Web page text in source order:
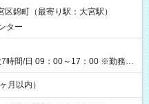
17:30（休憩1時間） 時給1,300円
費 ※当日の役割により時給＋100
～13:30（休憩なし） 時給1,300
収8,400円＋交通費 【試用期
錦町（最寄り駅：大宮駅）
ター
時間/日 09：00～17：00 ※勤務時
。
月以内）